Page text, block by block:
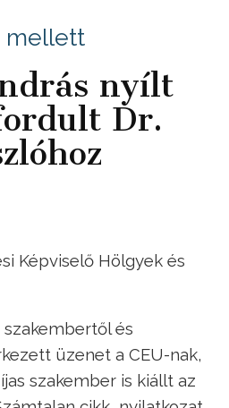
mellett
nyílt
Dr.
Képviselő Hölgyek és
és
üzenet a CEU-nak,
szakember is kiállt az